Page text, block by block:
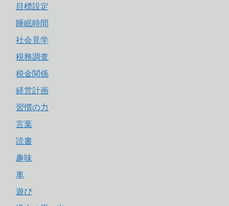
目標設定
睡眠時間
社会見学
税務調査
税金関係
経営計画
習慣の力
言葉
読書
趣味
車
遊び